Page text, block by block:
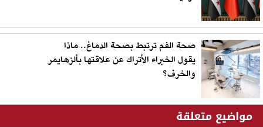
صحة الفم ترتبط بصحة الدماغ.. ماذا
يقول الخبراء الأتراك عن علاقتها بألزهايمر
والخرف؟
مواضيع متعلقة